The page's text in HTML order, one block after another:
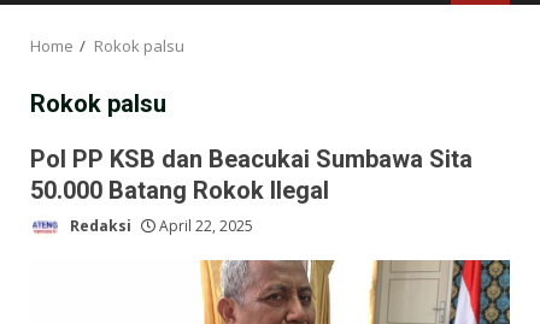
MENU
Home Rokok palsu
Rokok palsu
Pol PP KSB dan Beacukai Sumbawa Sita
50.000 Batang Rokok Ilegal
Redaksi April 22, 2025